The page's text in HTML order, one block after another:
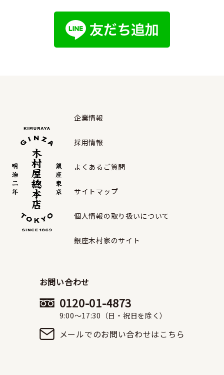
企業情報
採用情報
よくあるご質問
サイトマップ
個人情報の取り扱いについて
銀座木村家のサイト
お問い合わせ
0120-01-4873
9:00〜17:30（日・祝日を除く）
メールでのお問い合わせはこちら